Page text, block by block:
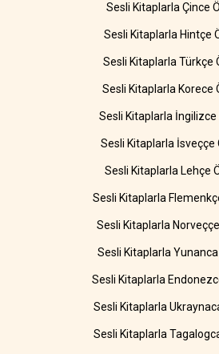
Sesli Kitaplarla Çince
Sesli Kitaplarla Hintçe
Sesli Kitaplarla Türkçe
Sesli Kitaplarla Korece
Sesli Kitaplarla İngilizce
Sesli Kitaplarla İsveççe
Sesli Kitaplarla Lehçe
Sesli Kitaplarla
Sesli Kitaplarla
Sesli Kitaplarla
Sesli Kitaplarla
Sesli Kitaplarla
Sesli Kitaplarla